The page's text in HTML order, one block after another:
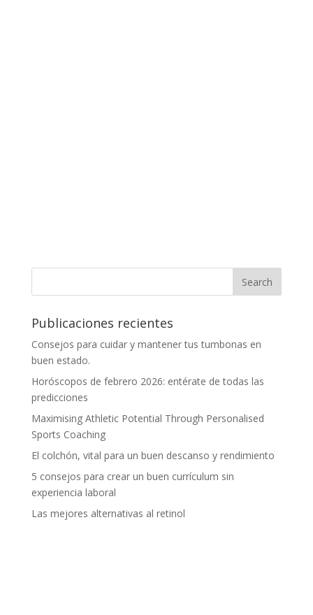
Publicaciones recientes
Consejos para cuidar y mantener tus tumbonas en
buen estado.
Horóscopos de febrero 2026: entérate de todas las
predicciones
Maximising Athletic Potential Through Personalised
Sports Coaching
El colchón, vital para un buen descanso y rendimiento
5 consejos para crear un buen currículum sin
experiencia laboral
Las mejores alternativas al retinol